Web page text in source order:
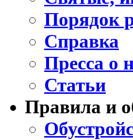
Порядок
Справка
Пресса о
Статьи
Правила и